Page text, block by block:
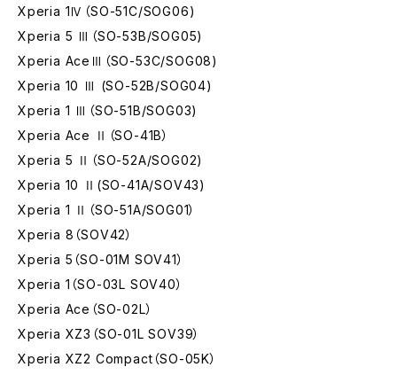
Xperia 1Ⅳ（SO-51C/SOG06)
Xperia 5 Ⅲ（SO-53B/SOG05)
Xperia AceⅢ（SO-53C/SOG08)
Xperia 10 Ⅲ (SO-52B/SOG04)
Xperia 1 Ⅲ（SO-51B/SOG03)
Xperia Ace Ⅱ（SO-41B）
Xperia 5 Ⅱ（SO-52A/SOG02)
Xperia 10 Ⅱ(SO-41A/SOV43)
Xperia 1 Ⅱ（SO-51A/SOG01）
Xperia 8（SOV42）
Xperia 5（SO-01M SOV41）
Xperia 1（SO-03L SOV40）
Xperia Ace（SO-02L）
Xperia XZ3（SO-01L SOV39）
Xperia XZ2 Compact（SO-05K）